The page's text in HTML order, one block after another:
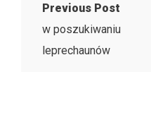
Previous Post
w poszukiwaniu
leprechaunów